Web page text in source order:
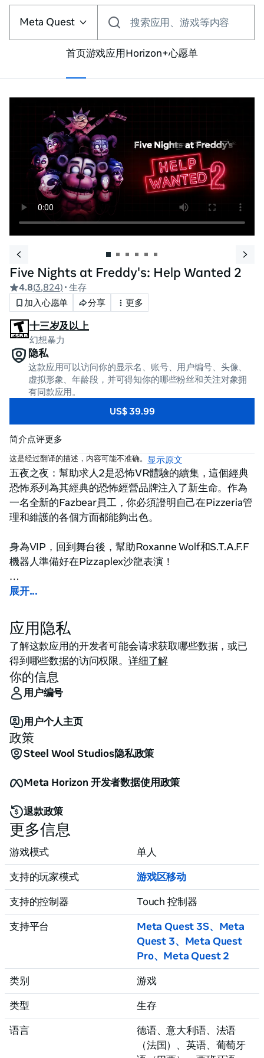
首页游戏应用Horizon+心愿单
平
Meta Quest 搜索应用、游戏等内容
Five Nights at Freddy's: Help Wanted 2
4.8(3,824) • 生存
加入心愿单
分享 更多
十三岁及以上
幻想暴力
隐私
这款应用可以访问你的显示名、账号、用户编号、头像、
虚拟形象、年龄段，并可得知你的哪些粉丝和关注对象拥
有同款应用。
US$ 39.99
简介点评更多
这是经过翻译的描述，内容可能不准确。 显示原文
五夜之夜：幫助求人2是恐怖VR體驗的續集，這個經典
恐怖系列為其經典的恐怖經營品牌注入了新生命。作為
一名全新的Fazbear員工，你必須證明自己在Pizzeria管
理和維護的各個方面都能夠出色。
身為VIP，回到舞台後，幫助Roxanne Wolf和S.T.A.F.F
機器人準備好在Pizzaplex沙龍表演！
進入Fazcade，享受經典遊戲如Bonk-a-Bon和
在Pizzeria的員工專區中，處理幕後事務。為那些不太
舒服的病人提供急救服務，並幫助動物製品進行常規的
診斷和維護。
我們的食物準備課程將幫助你在Pizzaplex準備好提供聯
一些飢餓的機器人提供食物！
最後，如果你缺乏恐懼感，請深入探索我們的姊妹店的
這些經典體驗的粉絲將帶來驚喜，承諾會是同樣令人驚
如果你想成為Fazbear娛樂超級明星，請了解你是否有
展开...
应用隐私
了解这款应用的开发者可能会请求获取哪些数据，或已
得到哪些数据的访问权限。 详细了解
你的信息
用户编号
用户个人主页
政策
Steel Wool Studios隐私政策
Meta Horizon 开发者数据使用政策
退款政策
更多信息
游戏模式
单人
支持的玩家模式
游戏区移动
支持的控制器
Touch 控制器
支持平台
Meta Quest 3S、Meta
Quest 3、Meta Quest
Pro、Meta Quest 2
类别
游戏
类型
生存
语言
德语、意大利语、法语
（法国） 、英语、葡萄牙